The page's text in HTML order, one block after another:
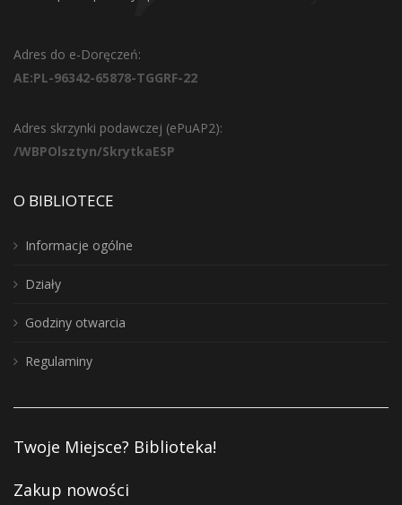
Adres do e-Doręczeń:
AE:PL-96342-65878-TGGRF-22
Adres skrzynki podawczej (ePuAP2):
/WBPOlsztyn/SkrytkaESP
O BIBLIOTECE
Informacje ogólne
Działy
Godziny otwarcia
Regulaminy
Twoje Miejsce? Biblioteka!
Zakup nowości